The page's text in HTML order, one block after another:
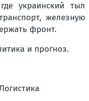
украинский тыл
железную
фронт.
и прогноз.